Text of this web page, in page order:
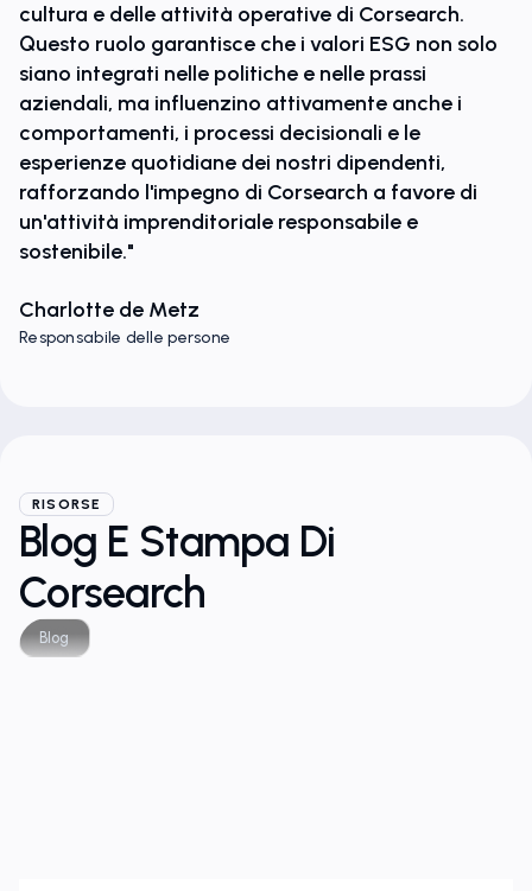
cultura e delle attività operative di Corsearch.
Questo ruolo garantisce che i valori ESG non solo
siano integrati nelle politiche e nelle prassi
aziendali, ma influenzino attivamente anche i
comportamenti, i processi decisionali e le
esperienze quotidiane dei nostri dipendenti,
rafforzando l'impegno di Corsearch a favore di
un'attività imprenditoriale responsabile e
sostenibile."
Charlotte de Metz
Responsabile delle persone
RISORSE
Blog E Stampa Di
Corsearch
Blog